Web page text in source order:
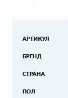
АРТИКУЛ
БРЕНД
СТРАНА
ПОЛ